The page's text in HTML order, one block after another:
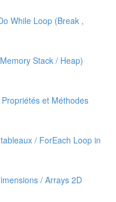
While Loop (Break ,
Stack / Heap)
et Méthodes
/ ForEach Loop in
/ Arrays 2D